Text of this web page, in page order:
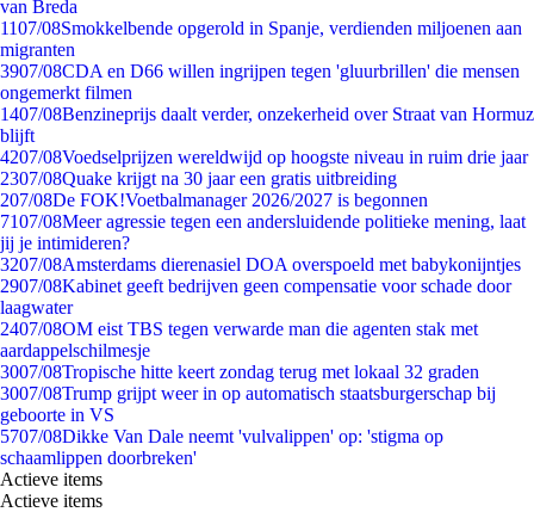
van Breda
1107/08Smokkelbende opgerold in Spanje, verdienden miljoenen aan
migranten
3907/08CDA en D66 willen ingrijpen tegen 'gluurbrillen' die mensen
ongemerkt filmen
1407/08Benzineprijs daalt verder, onzekerheid over Straat van Hormuz
blijft
4207/08Voedselprijzen wereldwijd op hoogste niveau in ruim drie jaar
2307/08Quake krijgt na 30 jaar een gratis uitbreiding
207/08De FOK!Voetbalmanager 2026/2027 is begonnen
7107/08Meer agressie tegen een andersluidende politieke mening, laat
jij je intimideren?
3207/08Amsterdams dierenasiel DOA overspoeld met babykonijntjes
2907/08Kabinet geeft bedrijven geen compensatie voor schade door
laagwater
2407/08OM eist TBS tegen verwarde man die agenten stak met
aardappelschilmesje
3007/08Tropische hitte keert zondag terug met lokaal 32 graden
3007/08Trump grijpt weer in op automatisch staatsburgerschap bij
geboorte in VS
5707/08Dikke Van Dale neemt 'vulvalippen' op: 'stigma op
schaamlippen doorbreken'
Actieve items
Actieve items